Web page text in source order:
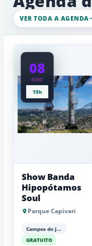
VER TODA A AGENDA
08
AGO
15h
Show Banda
Hipopótamos
Soul
Parque Capivari
Campos do Jordão
GRATUITO